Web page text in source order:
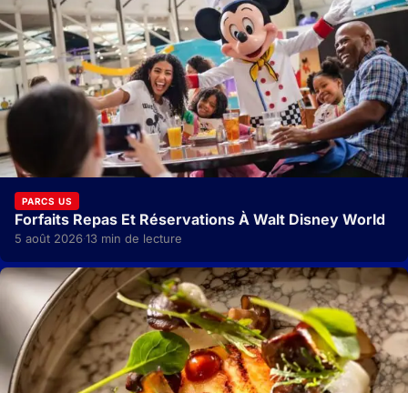
PARCS US
Forfaits Repas Et Réservations À Walt Disney World
5 août 2026·13 min de lecture